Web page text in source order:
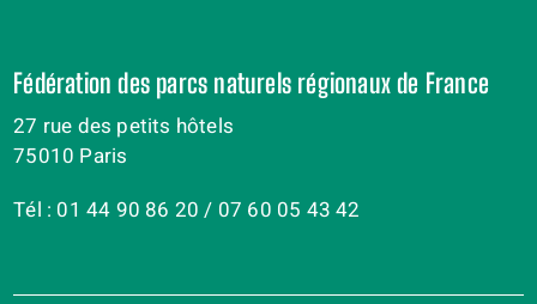
Fédération des parcs naturels régionaux de France
27 rue des petits hôtels
75010 Paris
Tél : 01 44 90 86 20 / 07 60 05 43 42